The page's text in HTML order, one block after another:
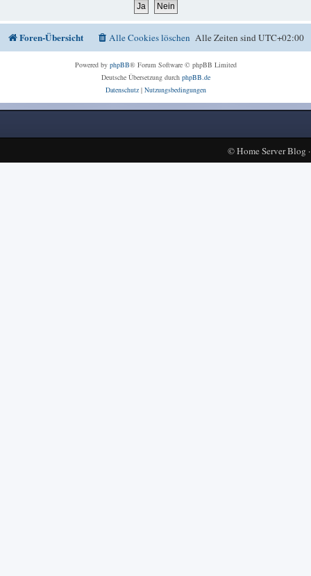
Foren-Übersicht Alle Zeiten sindUTC+02:00
Alle Cookies löschen
Powered by phpBB® Forum Software © phpBB Limited
Deutsche Übersetzung durch phpBB.de
Datenschutz| Nutzungsbedingungen
©Home Server Blog